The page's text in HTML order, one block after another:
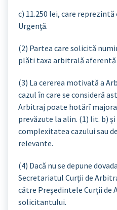
c) 11.250 lei, care
Urgență.
(2) Partea care solicită
plăti taxa arbitrală aferentă
(3) La cererea motivată a
cazul în care se consideră
Arbitraj poate hotărî
prevăzute la alin. (1) lit. b)
complexitatea cazului sau
relevante.
(4) Dacă nu se depune
Secretariatul Curții de
către Președintele Curții de
solicitantului.